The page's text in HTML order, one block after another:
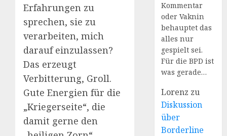
Erfahrungen zu
sprechen, sie zu
verarbeiten, mich
darauf einzulassen?
Das erzeugt
Verbitterung, Groll.
Gute Energien für die
„Kriegerseite“, die
damit gerne den
Kommentar
oder Vaknin
behauptet das
alles nur
gespielt sei.
Für die BPD ist
was gerade…
Lorenz zu
Diskussion
über
Borderline